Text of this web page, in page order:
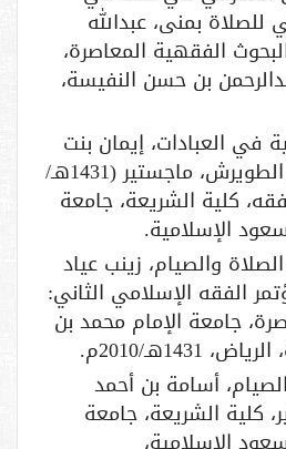
بمنى، عبدالله
الفقهية المعاصرة،
بن حسن النفيسة،
في العبادات، إيمان بنت
سلامة بن سليم الطويرش، ماجستير (1431هـ/
كلية الشريعة، جامعة
الإسلامية.
والصيام، زينب عياد
الفقه الإسلامي الثاني:
جامعة الإمام محمد بن
2010م.
أسامة بن أحمد
كلية الشريعة، جامعة